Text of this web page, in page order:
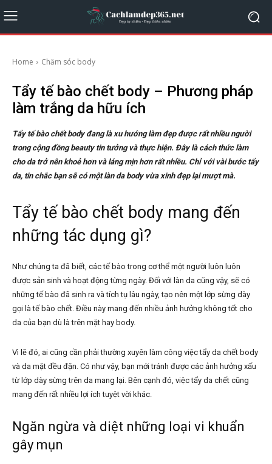
Home Chăm sóc body
Tẩy tế bào chết body – Phương pháp
làm trắng da hữu ích
Tẩy tế bào chết body đang là xu hướng làm đẹp được rất nhiều người
trong cộng đồng beauty tin tưởng và thực hiện. Đây là cách thức làm
cho da trở nên khoẻ hơn và láng mịn hơn rất nhiều. Chỉ với vài bước tẩy
da, tin chắc bạn sẽ có một làn da body vừa xinh đẹp lại mượt mà.
Tẩy tế bào chết body mang đến
những tác dụng gì?
Như chúng ta đã biết, các tế bào trong cơ thể một người luôn luôn
được sản sinh và hoạt động từng ngày. Đối với làn da cũng vậy, sẽ có
những tế bào đã sinh ra và tích tụ lâu ngày, tạo nên một lớp sừng dày
gọi là tế bào chết. Điều này mang đến nhiều ảnh hưởng không tốt cho
da của bạn dù là trên mặt hay body.
Vì lẽ đó, ai cũng cần phải thường xuyên làm công việc tẩy da chết body
và da mặt đều đặn. Có như vậy, bạn mới tránh được các ảnh hưởng xấu
từ lớp dày sừng trên da mang lại. Bên cạnh đó, việc tẩy da chết cũng
mang đến rất nhiều lợi ích tuyệt vời khác.
Ngăn ngừa và diệt những loại vi khuẩn
gây mụn